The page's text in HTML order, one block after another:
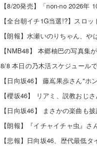
【朗報】水瀬いのりちゃん、
【NMB48】 本郷柚巴の写真集
8/8 本日の乃木活スケジュール
【日向坂46】 藤嶌果歩さん"ホ
【櫻坂46】 リアミ、説教おじ
【悲報】日向坂46、歴代最低タ